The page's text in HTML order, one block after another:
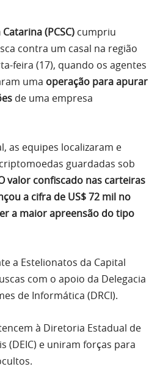
(PCSC) cumpriu
contra um casal na região
feira (17), quando os agentes
uma operação para apurar
de uma empresa
as equipes localizaram e
guardadas sob
valor confiscado nas carteiras
a cifra de US$ 72 mil no
a maior apreensão do tipo
a Estelionatos da Capital
com o apoio da Delegacia
de Informática (DRCI).
à Diretoria Estadual de
(DEIC) e uniram forças para